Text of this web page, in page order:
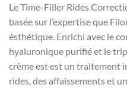
Le Time-Filler Rides
basée sur l’expertise que
ésthétique. Enrichi avec le
hyaluronique purifié et le
crème est est un traitement
rides, des affaissements et